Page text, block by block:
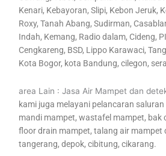
Kenari, Kebayoran, Slipi, Kebon Jeruk,
Roxy, Tanah Abang, Sudirman,
Indah, Kemang, Radio dalam, Cideng,
Cengkareng, BSD, Lippo Karawaci,
Kota Bogor, kota Bandung, cilegon,
area Lain : Jasa Air Mampet dan
kami juga melayani pelancaran
mandi mampet, wastafel mampet, bak
floor drain mampet, talang air mampet
tangerang, depok, cibitung, cikarang.